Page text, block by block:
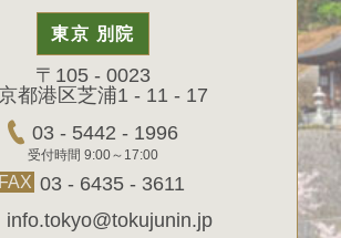
東京 別院
〒105 - 0023
都港区芝浦1 - 11 - 17
03 - 5442 - 1996
受付時間 9:00～17:00
FAX 03 - 6435 - 3611
info.tokyo@tokujunin.jp